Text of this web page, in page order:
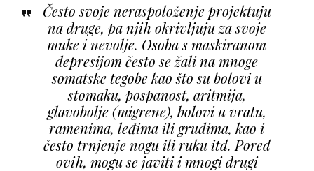
Često svoje neraspoloženje projektuju
na druge, pa njih okrivljuju za svoje
muke i nevolje. Osoba s maskiranom
depresijom često se žali na mnoge
somatske tegobe kao što su bolovi u
stomaku, pospanost, aritmija,
glavobolje (migrene), bolovi u vratu,
ramenima, leđima ili grudima, kao i
često trnjenje nogu ili ruku itd. Pored
ovih, mogu se javiti i mnogi drugi